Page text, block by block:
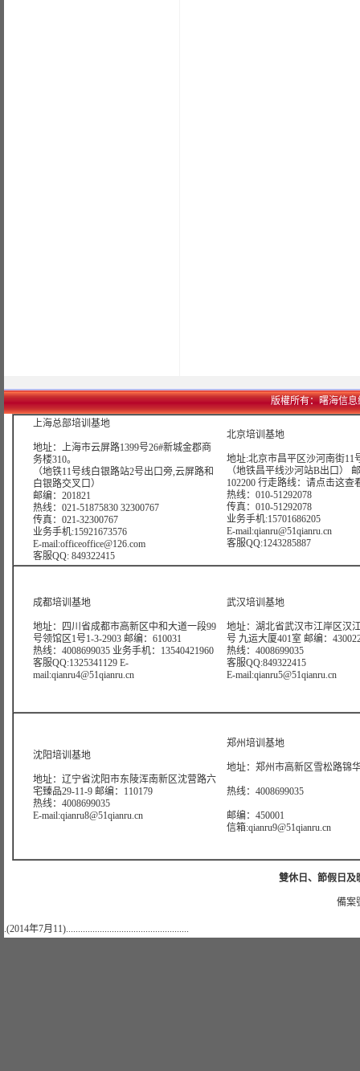
版權所有：曙海信息
上海总部培训基地
地址：上海市云屏路1399号26#新城金郡商
务楼310。
（地铁11号线白银路站2号出口旁,云屏路和
白银路交叉口）
邮编：201821
热线：021-51875830 32300767
传真：021-32300767
业务手机:15921673576
E-mail:officeoffice@126.com
客服QQ: 849322415
北京培训基地
地址:北京市昌平区沙河南街11
（地铁昌平线沙河站B出口）
102200 行走路线： 请点击这查
热线：010-51292078
传真：010-51292078
业务手机:15701686205
E-mail:qianru@51qianru.cn
客服QQ:1243285887
成都培训基地
地址：四川省成都市高新区中和大道一段99
号领馆区1号1-3-2903 邮编：610031
热线：4008699035 业务手机：13540421960
客服QQ:1325341129 E-
mail:qianru4@51qianru.cn
武汉培训基地
地址：湖北省武汉市江岸区汉
号 九运大厦401室 邮编：
热线：4008699035
客服QQ:849322415
E-mail:qianru5@51qianru.cn
沈阳培训基地
地址：辽宁省沈阳市东陵浑南新区沈营路六
宅臻品29-11-9 邮编：110179
热线：4008699035
E-mail:qianru8@51qianru.cn
郑州培训基地
地址：郑州市高新区雪松路锦
热线：4008699035
邮编：450001
信箱:qianru9@51qianru.cn
雙休日、節假日及
備案
.(2014年7月11)...................................................